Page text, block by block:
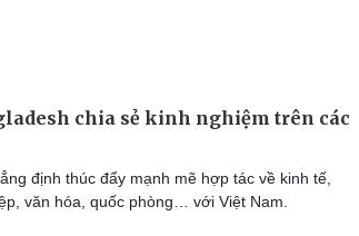
chia sẻ kinh nghiệm trên các
định thúc đẩy mạnh mẽ hợp tác về kinh tế,
văn hóa, quốc phòng… với Việt Nam.